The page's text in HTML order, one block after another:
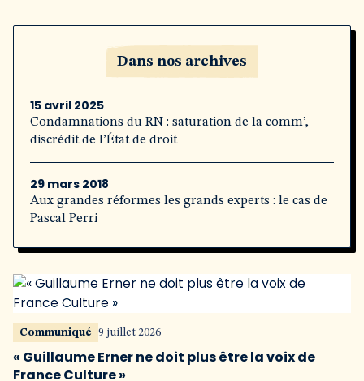
Dans nos archives
15 avril 2025
Condamnations du RN : saturation de la comm’,
discrédit de l’État de droit
29 mars 2018
Aux grandes réformes les grands experts : le cas de
Pascal Perri
Communiqué 9 juillet 2026
« Guillaume Erner ne doit plus être la voix de
France Culture »